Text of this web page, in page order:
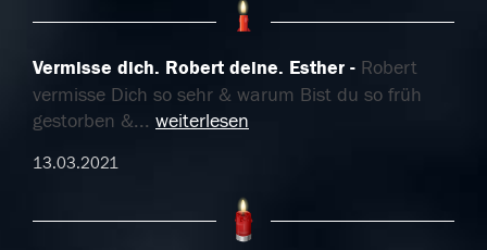
Vermisse dich. Robert deine. Esther
Robert
vermisse Dich so sehr & warum Bist du so früh
gestorben &... weiterlesen
13.03.2021